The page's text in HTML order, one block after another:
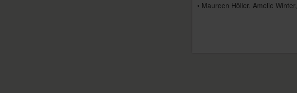
• Maureen Höller, Amelie Winter,